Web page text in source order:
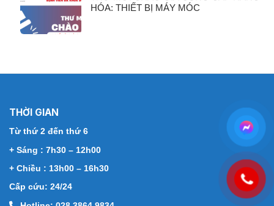
HÓA: THIẾT BỊ MÁY MÓC
THỜI GIAN
Từ thứ 2 đến thứ 6
+ Sáng : 7h30 – 12h00
+ Chiều : 13h00 – 16h30
Cấp cứu: 24/24